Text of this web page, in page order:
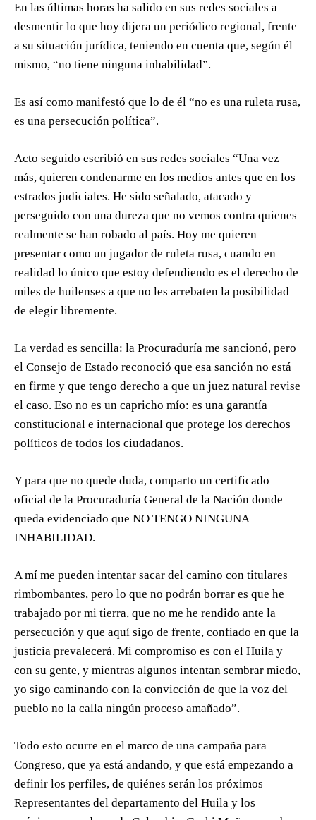
En las últimas horas ha salido en sus redes sociales a
desmentir lo que hoy dijera un periódico regional, frente
a su situación jurídica, teniendo en cuenta que, según él
mismo, “no tiene ninguna inhabilidad”.
Es así como manifestó que lo de él “no es una ruleta rusa,
es una persecución política”.
Acto seguido escribió en sus redes sociales “Una vez
más, quieren condenarme en los medios antes que en los
estrados judiciales. He sido señalado, atacado y
perseguido con una dureza que no vemos contra quienes
realmente se han robado al país. Hoy me quieren
presentar como un jugador de ruleta rusa, cuando en
realidad lo único que estoy defendiendo es el derecho de
miles de huilenses a que no les arrebaten la posibilidad
de elegir libremente.
La verdad es sencilla: la Procuraduría me sancionó, pero
el Consejo de Estado reconoció que esa sanción no está
en firme y que tengo derecho a que un juez natural revise
el caso. Eso no es un capricho mío: es una garantía
constitucional e internacional que protege los derechos
políticos de todos los ciudadanos.
Y para que no quede duda, comparto un certificado
oficial de la Procuraduría General de la Nación donde
queda evidenciado que NO TENGO NINGUNA
INHABILIDAD.
A mí me pueden intentar sacar del camino con titulares
rimbombantes, pero lo que no podrán borrar es que he
trabajado por mi tierra, que no me he rendido ante la
persecución y que aquí sigo de frente, confiado en que la
justicia prevalecerá. Mi compromiso es con el Huila y
con su gente, y mientras algunos intentan sembrar miedo,
yo sigo caminando con la convicción de que la voz del
pueblo no la calla ningún proceso amañado”.
Todo esto ocurre en el marco de una campaña para
Congreso, que ya está andando, y que está empezando a
definir los perfiles, de quiénes serán los próximos
Representantes del departamento del Huila y los